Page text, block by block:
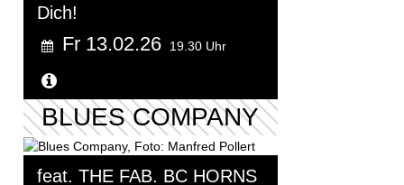
Dich!
Fr 13.02.26 19.30 Uhr
BLUES COMPANY
feat. THE FAB. BC HORNS